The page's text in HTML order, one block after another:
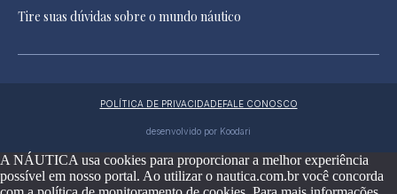
Tire suas dúvidas sobre o mundo náutico
POLÍTICA DE PRIVACIDADEFALE CONOSCO
desenvolvido por Koodari
A NÁUTICA usa cookies para proporcionar a melhor experiência
possível em nosso portal. Ao utilizar o nautica.com.br você concorda